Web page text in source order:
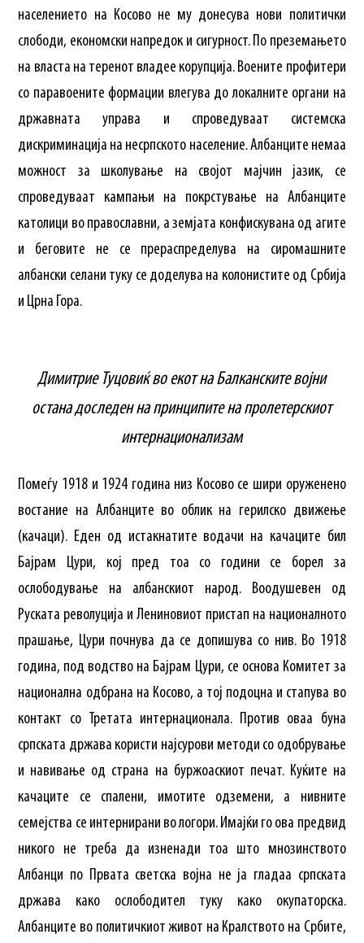
населението на Косово не му донесува нови политички
слободи, економски напредок и сигурност. По преземањето
на власта на теренот владее корупција. Воените профитери
со паравоените формации влегува до локалните органи на
државната управа и спроведуваат системска
дискриминација на несрпското население. Албанците немаа
можност за школување на својот мајчин јазик, се
спроведуваат кампањи на покрстување на Албанците
католици во православни, а земјата конфискувана од агите
и беговите не се прераспределува на сиромашните
албански селани туку се доделува на колонистите од Србија
и Црна Гора.
Димитрие Туцовиќ во екот на Балканските војни
остана доследен на принципите на пролетерскиот
интернационализам
Помеѓу 1918 и 1924 година низ Косово се шири оруженено
востание на Албанците во облик на герилско движење
(качаци). Еден од истакнатите водачи на качаците бил
Бајрам Цури, кој пред тоа со години се борел за
ослободување на албанскиот народ. Воодушевен од
Руската револуција и Лениновиот пристап на националното
прашање, Цури почнува да се допишува со нив. Во 1918
година, под водство на Бајрам Цури, се основа Комитет за
национална одбрана на Косово, а тој подоцна и стапува во
контакт со Третата интернационала. Против оваа буна
српската држава користи најсурови методи со одобрување
и навивање од страна на буржоаскиот печат. Куќите на
качаците се спалени, имотите одземени, а нивните
семејства се интернирани во логори. Имајќи го ова предвид
никого не треба да изненади тоа што мнозинството
Албанци по Првата светска војна не ја гладаа српската
држава како ослободител туку како окупаторска.
Албанците во политичкиот живот на Кралството на Србите,